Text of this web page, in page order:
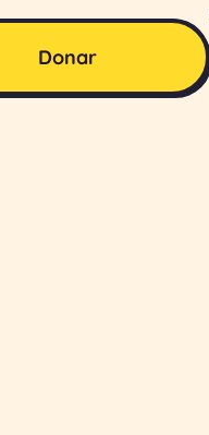
Donar